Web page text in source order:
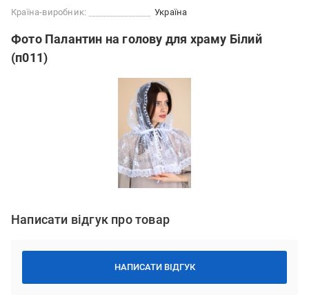
Країна-виробник:
Україна
Фото Палантин на голову для храму Білий
(п011)
Написати відгук про товар
НАПИСАТИ ВІДГУК